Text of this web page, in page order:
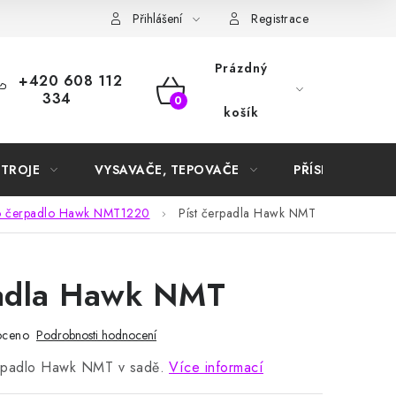
platební terminály
Přihlášení Registrace
+420 608 112
334
NÁKUPNÍ
Prázdný
košík
VYSAVAČE, TEPOVAČE PŘÍSLUŠENSTVÍ
čerpadlo Hawk NMT1220 Píst čerpadla Hawk NMT
Hawk NMT
Podrobnosti hodnocení
Hawk NMT v sadě. Více informací